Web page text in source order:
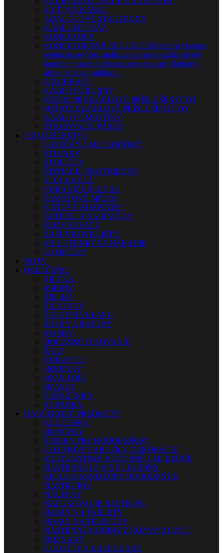
SIEŤOVÉ KÁBLE
ANALÓGOVÉ STAGEBOXY
KÁBLE METRÁŽ
KONEKTORY
KONEKTOROVÉ REDUKCIENájdite si vhodnú
redukciu pre Vaše audio zariadenie a zažite skvelý
komfort + nové možnosti prepojenia pri štúdiovej,
alebo pódiovej aplikácii.
PATCHBAYE
KÁBLOVÉ BUBNY
KUFRE PRE KÁBLOVÉ PRÍSLUŠENSTVO
OSTATNÉ KÁBLOVÉ PRÍSLUŠENSTVO
KÁBLOVÉ MOSTÍKY
SŤAHOVACIE PÁSKY
PRÍSLUŠENSTVO
LADIČKY A METRONÓMY
STOJANY
STOLIČKY
ČISTIACE PROSTRIEDKY
SLÚCHADLÁ
CHRÁNIČE SLUCHU
PAMÄŤOVÉ MÉDIÁ
SIEŤOVÉ ADAPTÉRY
BATÉRIE A NABÍJAČKY
ROZVÁDZAČE
ZÁSUVKOVÉ LIŠTY
MULTIFUNKČNÉ NÁRADIE
LAMPIČKY
NOTY
OBLEČENIE
TRIČKÁ
MIKINY
TIELKA
ŠILTOVKY
ŠATKY NA HLAVU
TAŠKY A BATOHY
MASKY
DOČASNÉ TETOVANIE
ŠÁLY
RUKAVICE
HODINKY
OKULIARE
OPASKY
PEŇAŽENKY
TOPÁNKY
DARČEKOVÉ PREDMETY
KĽÚČENKY
HRNČEKY
ŠPERKY PRE HUDOBNÍKOV
PLECHOVÉ TABUĽKY, DEKORÁCIE
MUZIKANTSKÉ HUDOBNÉ USB KĽÚČE
NÁSTENNÉ LP VINYL HODINY
REPLIKY-MINIATÚRY HUDOBNÝCH
NÁSTROJOV
NÁLEPKY
NAFUKOVACIE NÁSTROJE
OBALY NA TABLETY
OBALY NA TELEFÓNY
NÁSTENNÉ HODINY Z RÔZNYCH VECÍ
ODZNAKY
PLAGÁTY A KALENDÁRE